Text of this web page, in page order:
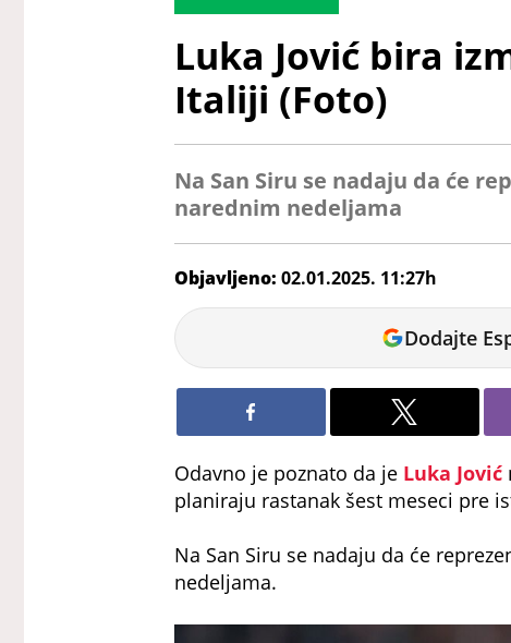
Luka Jović bira
Italiji (Foto)
Na San Siru se nadaju da će
narednim nedeljama
Objavljeno: 02.01.2025. 11:27h
Veljko
Petrovic
Dodajte
Odavno je poznato da je Luka Jović
planiraju rastanak šest meseci pre
Na San Siru se nadaju da će
nedeljama.